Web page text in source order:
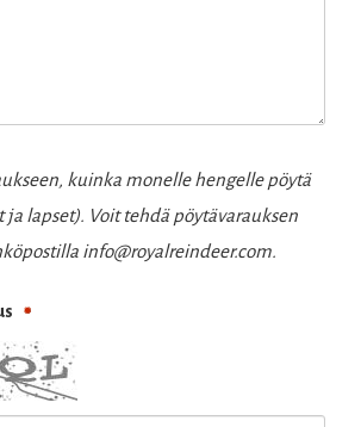
kuinka monelle hengelle pöytä
ja lapset). Voit tehdä pöytävarauksen
info@royalreindeer.com.